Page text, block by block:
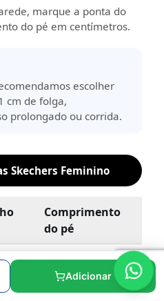
marque a ponta do
do pé em centímetros.
escolher
cm de folga,
prolongado ou corrida.
Skechers Feminino
Comprimento
do pé
22,5 cm
23,5 cm
Adicionar